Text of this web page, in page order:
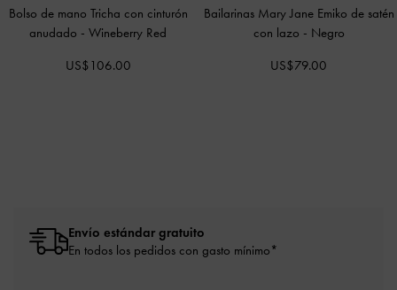
Bolso de mano Tricha con cinturón
anudado -Wineberry Red
US$106.00
Bailarinas Mary Jane Emiko de satén
con lazo - Negro
US$79.00
Envío estándar gratuito
En todos los pedidos con gasto mínimo*